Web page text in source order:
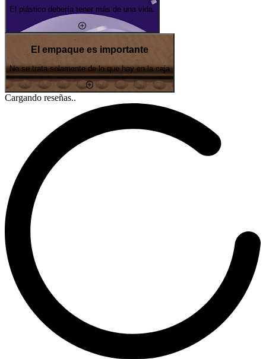
El plástico debería tener más de una vida.
El empaque es importante
No se trata solamente de lo que hay en la caja
Cargando reseñas..